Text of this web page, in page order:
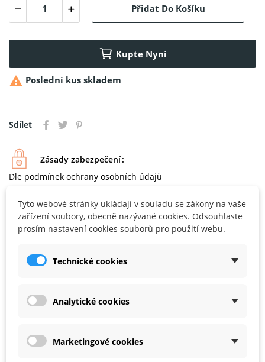
Přidat Do Košíku
Kupte Nyní
 Poslední kus skladem
Sdílet
Zásady zabezpečení
Dle podmínek ochrany osobních údajů
Zásady vrácení Možnost vrácení do 14 dnl
POPIS
Tyto webové stránky ukládají v souladu se zákony na vaše
zařízení soubory, obecně nazývané cookies. Odsouhlaste
prosím nastavení cookies souborů pro použití webu.
Technické cookies
Analytické cookies
Marketingové cookies